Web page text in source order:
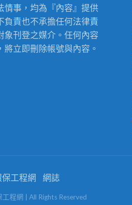
情事，均為『內容』提供
負責也不承擔任何法律責
象刊登之媒介。任何內容
立即刪除帳號與內容。
工程網 網誌
工程網 | All Rights Reserved